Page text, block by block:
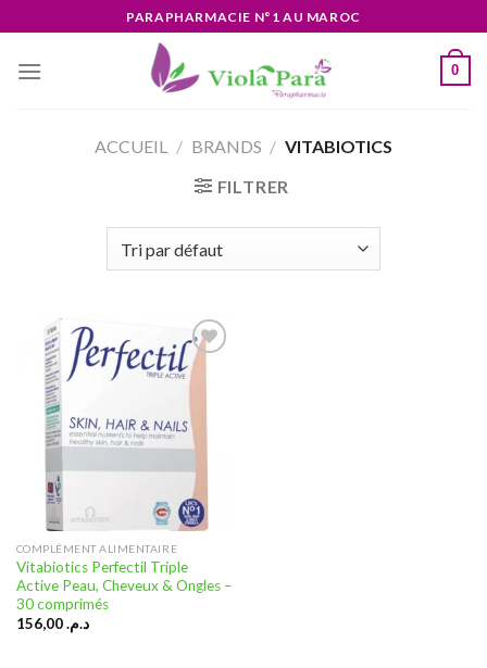
to
content
PARAPHARMACIE N°1 AU MAROC
0
ACCUEIL / BRANDS / VITABIOTICS
FILTRER
à la liste
d’envies
COMPLÉMENT ALIMENTAIRE
Vitabiotics Perfectil Triple
Active Peau, Cheveux & Ongles –
30 comprimés
د.م.156,00